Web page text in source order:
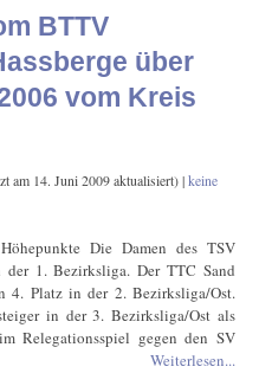
BTTV
über
vom Kreis
am 14. Juni 2009aktualisiert) |keine
Die Damen des TSV
der 1. Bezirksliga. Der TTC Sand
4. Platz in der 2. Bezirksliga/Ost.
in der 3. Bezirksliga/Ost als
Relegationsspiel gegen den SV
Weiterlesen...